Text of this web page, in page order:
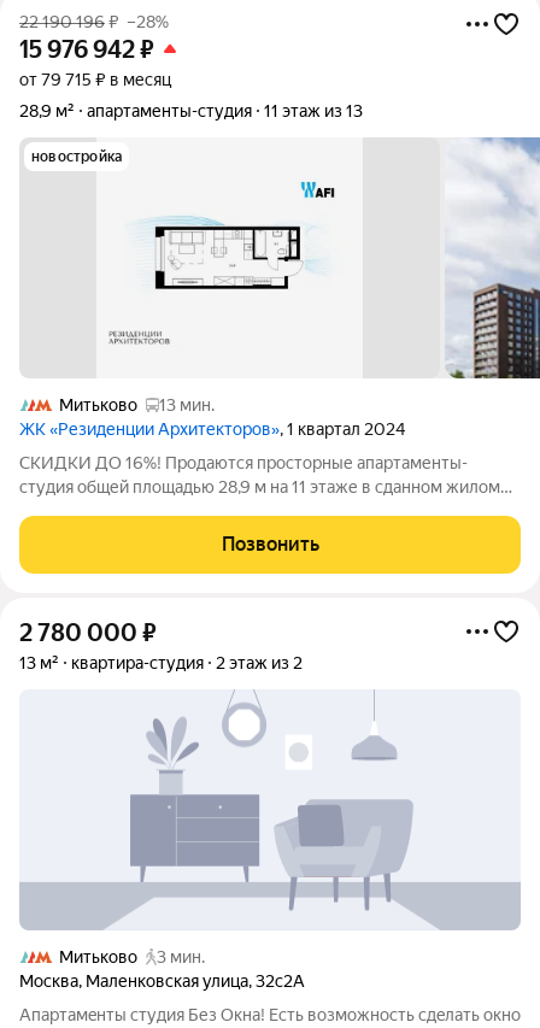
22 190 196₽ –28%
15 976 942₽
от 79 715 ₽ в месяц
28,9 м²
апартаменты-студия 11 этаж из 13
новостройка
Митьково
13 мин.
ЖК «Резиденции Архитекторов», 1 квартал 2024
СКИДКИ ДО 16%! Продаются просторные апартаменты-
студия общей площадью 28,9 м на 11 этаже в сданном жилом
Электрозаводская и БКЛ Электрозаводская. Жилой квартал
"Резиденции архитекторов" - удобный и
Позвонить
2 780 000 ₽
13 м² квартира-студия 2 этаж из 2
Митьково
3 мин.
Москва, Маленковская улица,32с2А
Aпapтамeнты cтудия Без Oкна! Есть возмoжноcть сдeлaть окно